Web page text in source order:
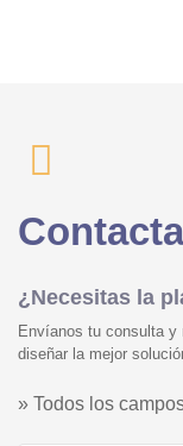
¿Necesitas la
Envíanos tu consulta y
diseñar la mejor
» Todos los